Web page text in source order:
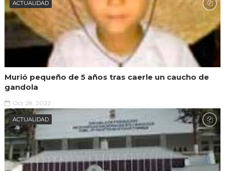
ACTUALIDAD
Murió pequeño de 5 años tras caerle un caucho de
gandola
Oct 28, 2022
ACTUALIDAD